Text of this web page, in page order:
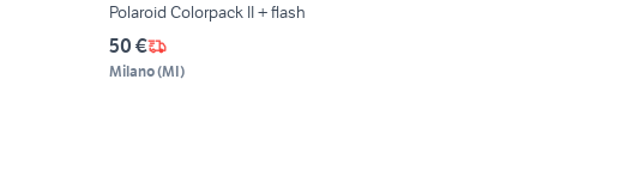
Polaroid Colorpack II + flash
50 €
Milano(MI)